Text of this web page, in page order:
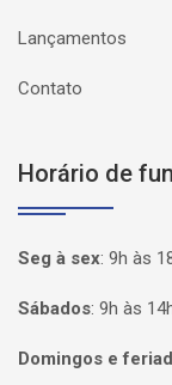
Lançamentos
Contato
Horário de
Seg à sex: 9h às
Sábados: 9h às
Domingos e